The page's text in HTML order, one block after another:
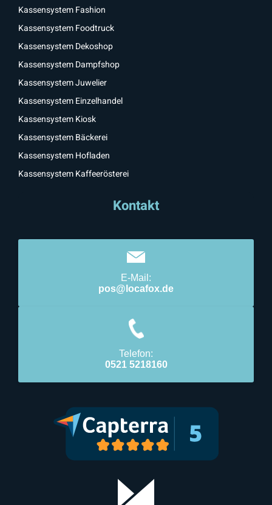
Kassensystem Fashion
Kassensystem Foodtruck
Kassensystem Dekoshop
Kassensystem Dampfshop
Kassensystem Juwelier
Kassensystem Einzelhandel
Kassensystem Kiosk
Kassensystem Bäckerei
Kassensystem Hofladen
Kassensystem Kaffeerösterei
Kontakt
E-Mail:
pos@locafox.de
Telefon:
0521 5218160